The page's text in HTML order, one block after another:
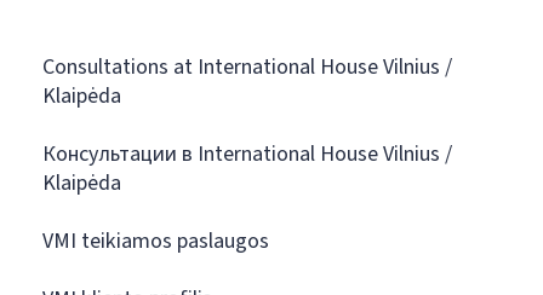
Consultations at International House Vilnius /
Klaipėda
Консультации в International House Vilnius /
Klaipėda
VMI teikiamos paslaugos